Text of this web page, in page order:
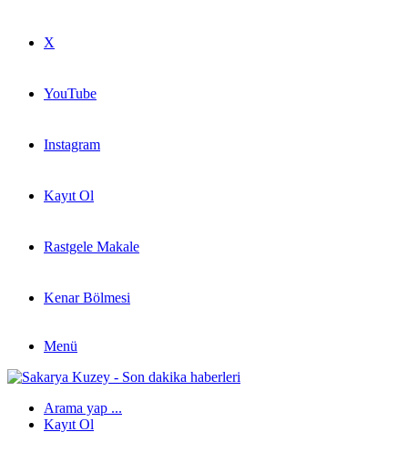
X
YouTube
Instagram
Kayıt Ol
Rastgele Makale
Kenar Bölmesi
Menü
Arama yap ...
Kayıt Ol